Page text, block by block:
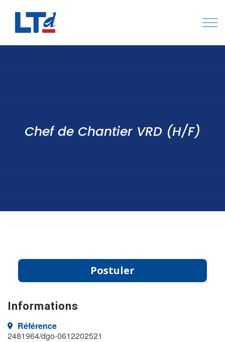
Contactez-nous
Chef de Chantier VRD (H/F)
Postuler
Informations
Référence
2481964/dgo-0612202521